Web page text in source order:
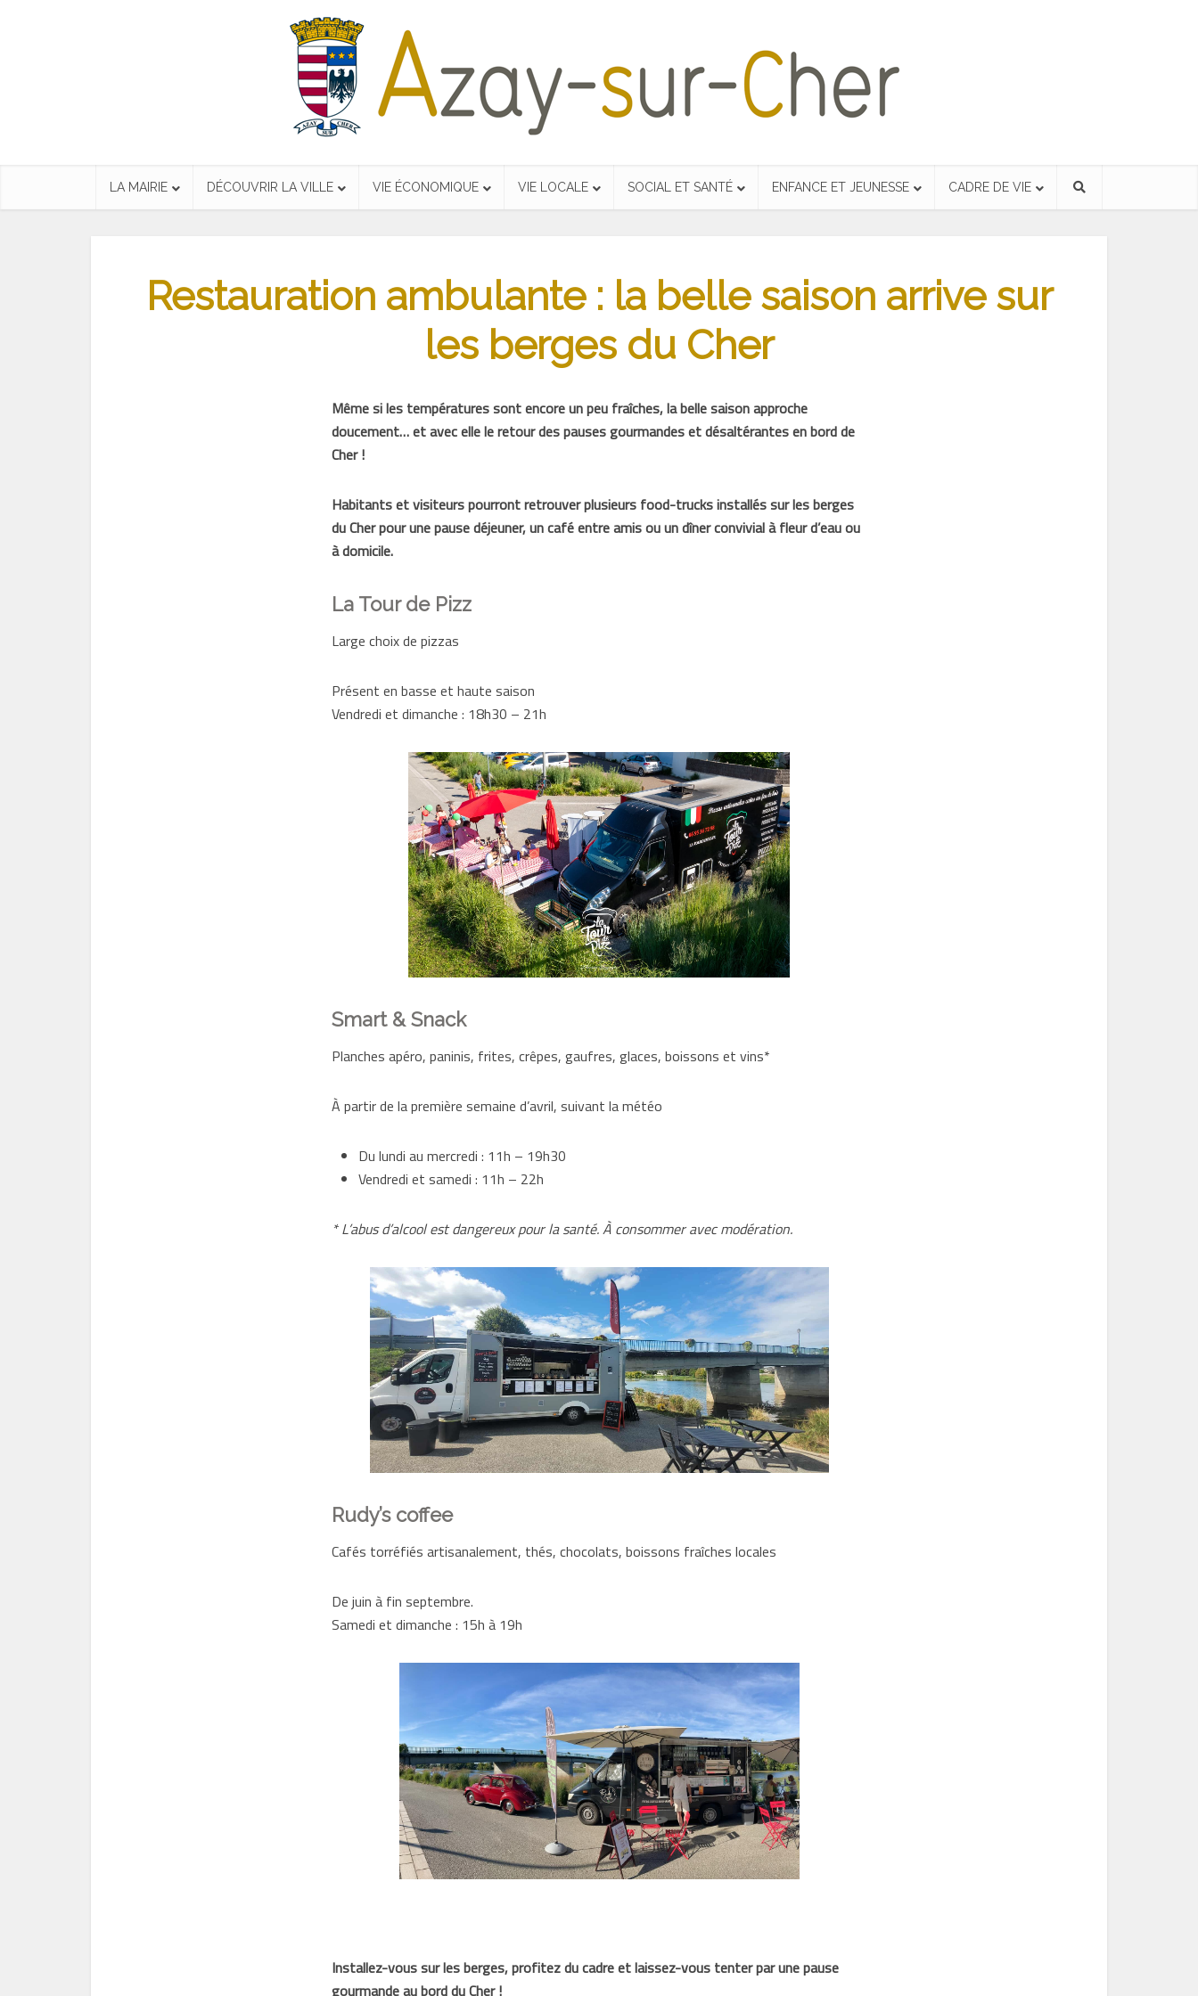
LA MAIRIE DÉCOUVRIR LA VILLE VIE ÉCONOMIQUE VIE LOCALE SOCIAL ET SANTÉ ENFANCE ET JEUNESSE CADRE DE VIE
Restauration ambulante : la belle saison arrive sur
les berges du Cher
Même si les températures sont encore un peu fraîches, la belle saison approche
doucement… et avec elle le retour des pauses gourmandes et désaltérantes en bord de
Cher !
Habitants et visiteurs pourront retrouver plusieurs food-trucks installés sur les berges
du Cher pour une pause déjeuner, un café entre amis ou un dîner convivial à fleur d’eau ou
à domicile.
La Tour de Pizz
Large choix de pizzas
Présent en basse et haute saison
Vendredi et dimanche : 18h30 – 21h
Smart & Snack
Planches apéro, paninis, frites, crêpes, gaufres, glaces, boissons et vins*
À partir de la première semaine d’avril, suivant la météo
Du lundi au mercredi : 11h – 19h30
Vendredi et samedi : 11h – 22h
* L’abus d’alcool est dangereux pour la santé. À consommer avec modération.
Rudy’s coffee
Cafés torréfiés artisanalement, thés, chocolats, boissons fraîches locales
De juin à fin septembre.
Samedi et dimanche : 15h à 19h
Installez-vous sur les berges, profitez du cadre et laissez-vous tenter par une pause
gourmande au bord du Cher !